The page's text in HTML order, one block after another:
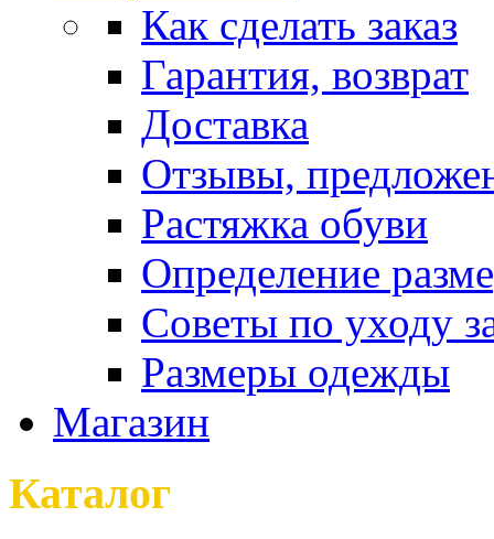
Как сделать заказ
Гарантия, возврат
Доставка
Отзывы,
Растяжка обуви
Определение
Советы по уходу
Размеры одежды
Магазин
Каталог